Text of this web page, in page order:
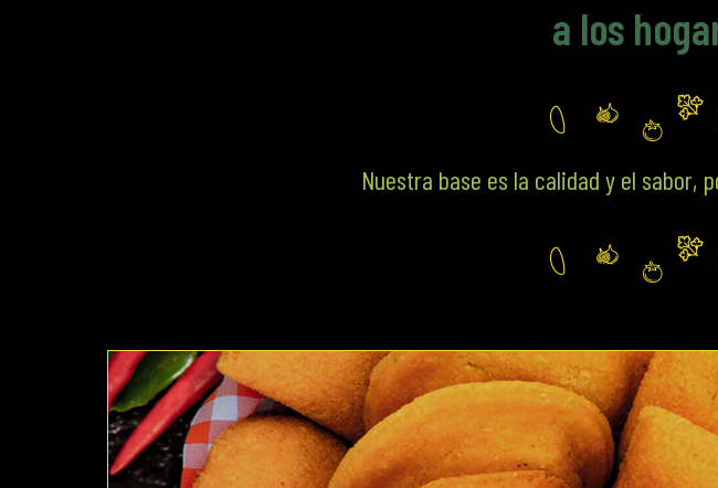
a los
Nuestra base es la calidad y el sabor,